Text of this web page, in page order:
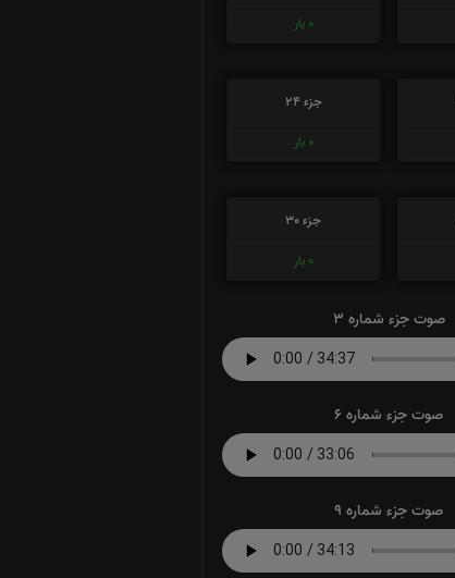
0 بار
جزء 24
0 بار
جزء 30
0 بار
صوت جزء شماره 3
صوت جزء شماره 6
صوت جزء شماره 9